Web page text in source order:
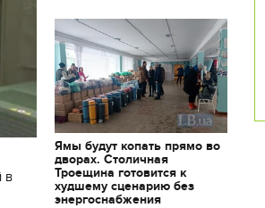
в
Ямы будут копать прямо во
дворах. Столичная
Троещина готовится к
худшему сценарию без
энергоснабжения